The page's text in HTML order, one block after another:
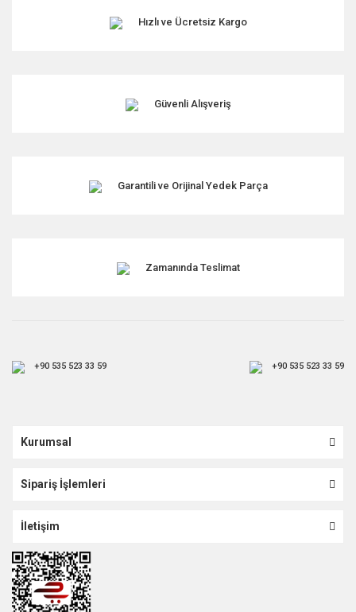
Hızlı ve Ücretsiz Kargo
Güvenli Alışveriş
Garantili ve Orijinal Yedek Parça
Zamanında Teslimat
+90 535 523 33 59 +90 535 523 33 59
Kurumsal
Sipariş İşlemleri
İletişim